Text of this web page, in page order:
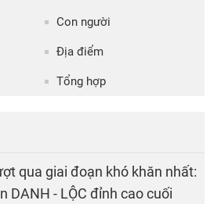
Con người
Địa điểm
Tổng hợp
qua giai đoạn khó khăn nhất:
DANH - LỘC đỉnh cao cuối